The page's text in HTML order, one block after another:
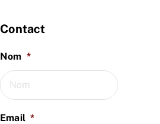
Contact
Nom *
Email *